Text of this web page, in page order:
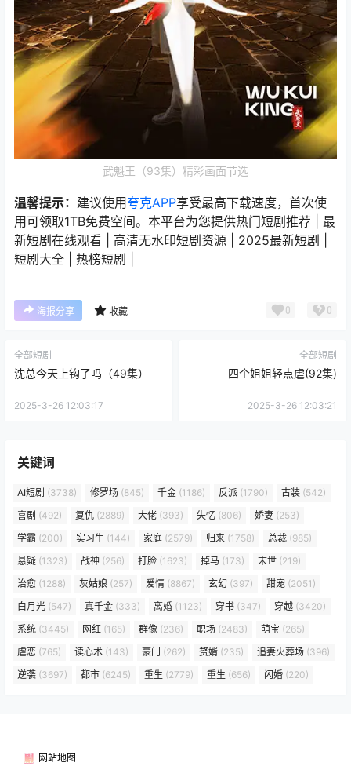
武魁王（93集）精彩画面节选
温馨提示： 建议使用夸克APP享受最高下载速度，首次使
用可领取1TB免费空间。本平台为您提供热门短剧推荐 | 最
新短剧在线观看 | 高清无水印短剧资源 | 2025最新短剧 |
短剧大全 | 热榜短剧 |
海报分享 收藏 0 0
全部短剧
沈总今天上钩了吗（49集）
2025-3-26 12:03:17
全部短剧
四个姐姐轻点虐(92集)
2025-3-26 12:03:21
关键词
AI短剧 (3738) 修罗场 (845) 千金 (1186) 反派 (1790) 古装 (542)
喜剧 (492) 复仇 (2889) 大佬 (393) 失忆 (806) 娇妻 (253)
学霸 (200) 实习生 (144) 家庭 (2579) 归来 (1758) 总裁 (985)
悬疑 (1323) 战神 (256) 打脸 (1623) 掉马 (173) 末世 (219)
治愈 (1288) 灰姑娘 (257) 爱情 (8867) 玄幻 (397) 甜宠 (2051)
白月光 (547) 真千金 (333) 离婚 (1123) 穿书 (347) 穿越 (3420)
系统 (3445) 网红 (165) 群像 (236) 职场 (2483) 萌宝 (265)
虐恋 (765) 读心术 (143) 豪门 (262) 赘婿 (235) 追妻火葬场 (396)
逆袭 (3697) 都市 (6245) 重生 (2779) 重生 (656) 闪婚 (220)
网站地图